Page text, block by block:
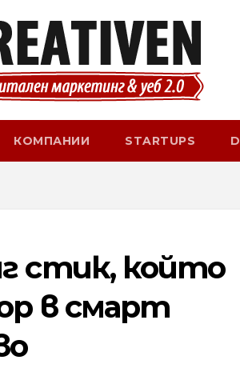
КОМПАНИИ STARTUPS
стик, който
в смарт